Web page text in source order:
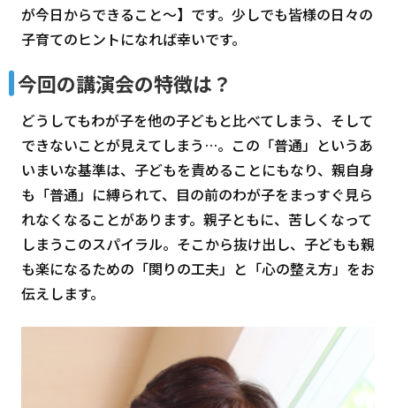
が今日からできること～】です。少しでも皆様の日々の
子育てのヒントになれば幸いです。
今回の講演会の特徴は？
どうしてもわが子を他の子どもと比べてしまう、そして
できないことが見えてしまう…。この「普通」というあ
いまいな基準は、子どもを責めることにもなり、親自身
も「普通」に縛られて、目の前のわが子をまっすぐ見ら
れなくなることがあります。親子ともに、苦しくなって
しまうこのスパイラル。そこから抜け出し、子どもも親
も楽になるための「関りの工夫」と「心の整え方」をお
伝えします。